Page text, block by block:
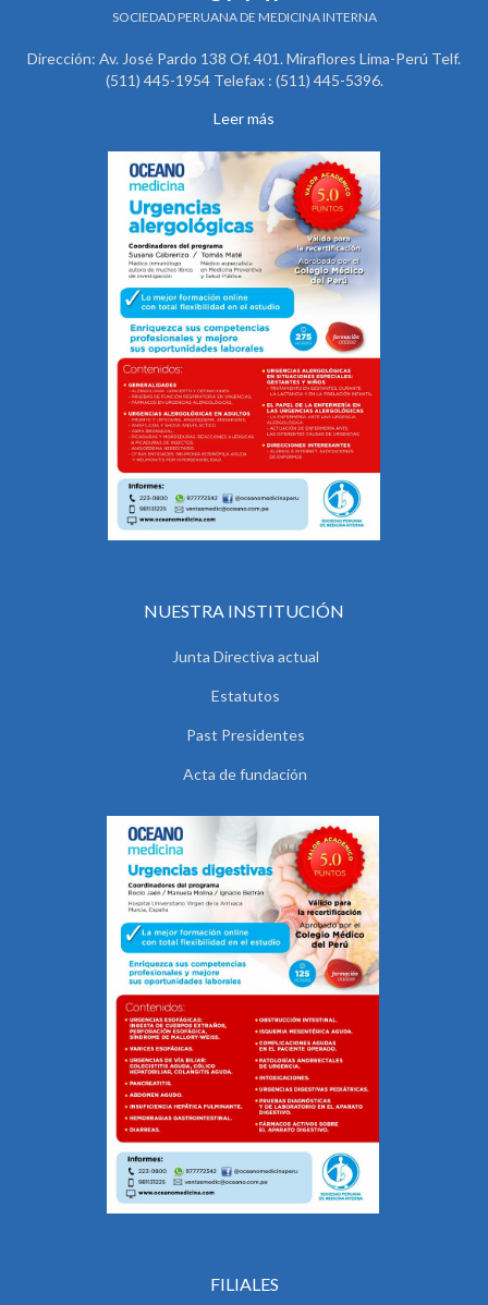
SOCIEDAD PERUANA DE MEDICINA INTERNA
Dirección: Av. José Pardo 138 Of. 401. Miraflores Lima-Perú Telf.
(511) 445-1954 Telefax : (511) 445-5396.
Leer más
NUESTRA INSTITUCIÓN
Junta Directiva actual
Estatutos
Past Presidentes
Acta de fundación
FILIALES